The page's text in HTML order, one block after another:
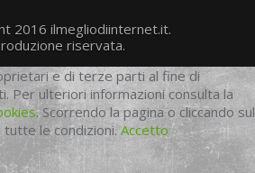
2016 ilmegliodiinternet.it.
riservata.
e di terze parti al fine di
Per ulteriori informazioni consulta la
. Scorrendo la pagina o cliccando sul
tutte le condizioni.Accetto